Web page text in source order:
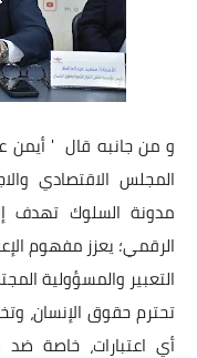
و من جانبه قال '
المجلس الاقتصادي
مدونة السلوك تهدف
الرقمي؛ يعزز مفهوم
التعبير والمسؤولية
تحترم حقوق الإنسان،
أي اعتبارات، خاصة ضد